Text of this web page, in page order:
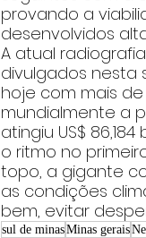
provando a
desenvolvidos
A atual
divulgados nesta
hoje com mais
mundialmente a
atingiu US$
o ritmo no
topo, a gigante
as condições
bem, evitar
sul de minasMinas gerais